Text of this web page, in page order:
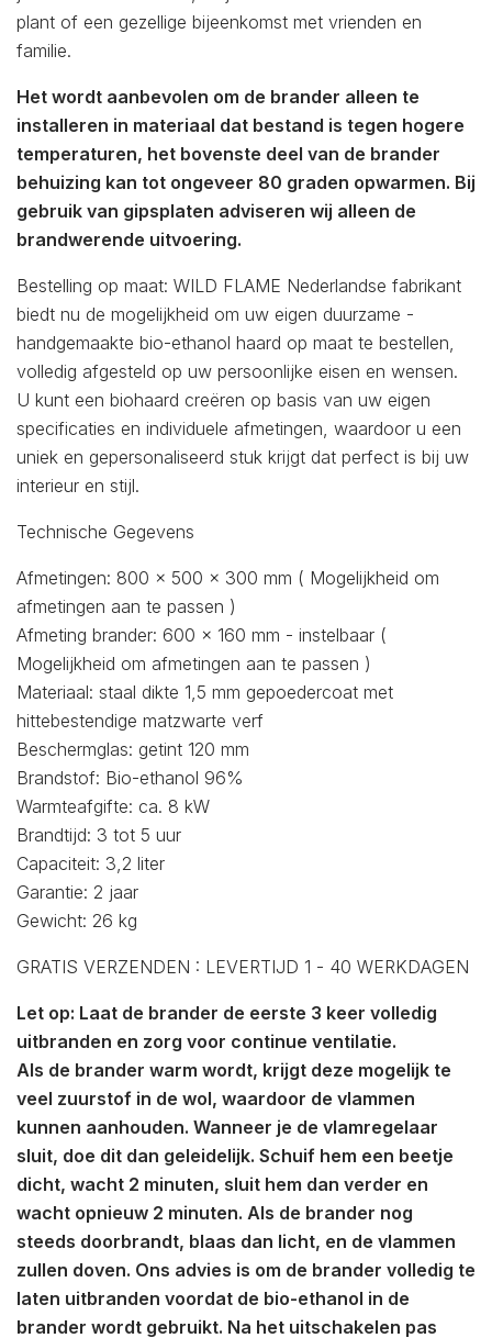
plant of een gezellige bijeenkomst met vrienden en
familie.
Het wordt aanbevolen om de brander alleen te
installeren in materiaal dat bestand is tegen hogere
temperaturen, het bovenste deel van de brander
behuizing kan tot ongeveer 80 graden opwarmen. Bij
gebruik van gipsplaten adviseren wij alleen de
brandwerende uitvoering.
Bestelling op maat: WILD FLAME Nederlandse fabrikant
biedt nu de mogelijkheid om uw eigen duurzame -
handgemaakte bio-ethanol haard op maat te bestellen,
volledig afgesteld op uw persoonlijke eisen en wensen.
U kunt een biohaard creëren op basis van uw eigen
specificaties en individuele afmetingen, waardoor u een
uniek en gepersonaliseerd stuk krijgt dat perfect is bij uw
interieur en stijl.
Technische Gegevens
Afmetingen: 800 x 500 x 300 mm ( Mogelijkheid om
afmetingen aan te passen )
Afmeting brander: 600 x 160 mm - instelbaar (
Mogelijkheid om afmetingen aan te passen )
Materiaal: staal dikte 1,5 mm gepoedercoat met
hittebestendige matzwarte verf
Beschermglas: getint 120 mm
Brandstof: Bio-ethanol 96%
Warmteafgifte: ca. 8 kW
Brandtijd: 3 tot 5 uur
Capaciteit: 3,2 liter
Garantie: 2 jaar
Gewicht: 26 kg
GRATIS VERZENDEN : LEVERTIJD 1 - 40 WERKDAGEN
Let op: Laat de brander de eerste 3 keer volledig
uitbranden en zorg voor continue ventilatie.
Als de brander warm wordt, krijgt deze mogelijk te
veel zuurstof in de wol, waardoor de vlammen
kunnen aanhouden. Wanneer je de vlamregelaar
sluit, doe dit dan geleidelijk. Schuif hem een ​​beetje
dicht, wacht 2 minuten, sluit hem dan verder en
wacht opnieuw 2 minuten. Als de brander nog
steeds doorbrandt, blaas dan licht, en de vlammen
zullen doven. Ons advies is om de brander volledig te
laten uitbranden voordat de bio-ethanol in de
brander wordt gebruikt. Na het uitschakelen pas